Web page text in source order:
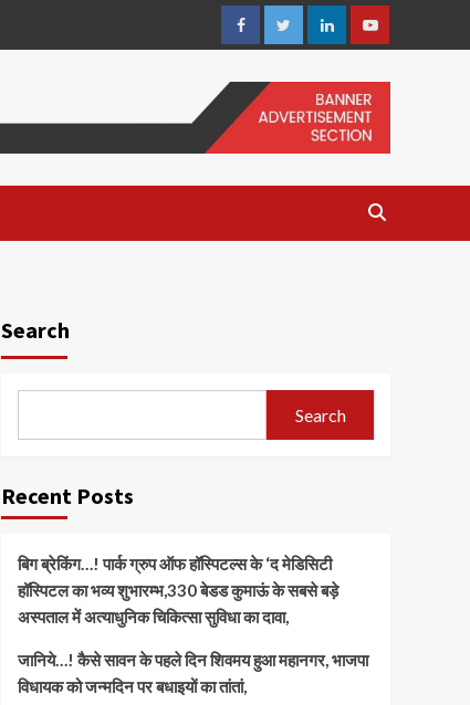
FacebookTwitterLinkedinYoutube
Search
Search
Recent Posts
बिग ब्रेकिंग…! पार्क ग्रुप ऑफ हॉस्पिटल्स के ‘द मेडिसिटी
हॉस्पिटल का भव्य शुभारम्भ,330 बेडड कुमाऊं के सबसे बड़े
अस्पताल में अत्याधुनिक चिकित्सा सुविधा का दावा,
जानिये…! कैसे सावन के पहले दिन शिवमय हुआ महानगर, भाजपा
विधायक को जन्मदिन पर बधाइयों का तांतां,